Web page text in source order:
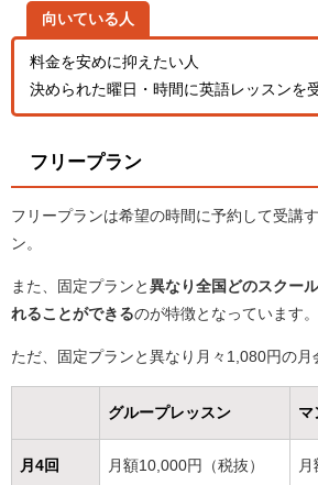
向いている人
料金を安めに抑えたい人
決められた曜日・時間に英語レッスンを
フリープラン
フリープランは希望の時間に予約して受講
ン。
また、固定プランと 異なり全国どのスクー
れることができるのが特徴となっています。
ただ、固定プランと異なり月々1,080円の月
グループレッスン マ
月4回 月額10,000円（税抜）